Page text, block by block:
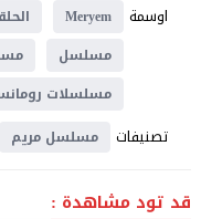
اوسمة
Meryem
مسلسل
مسلسلات
تصنيفات مسلسل مريم
قد تود مشاهدة :